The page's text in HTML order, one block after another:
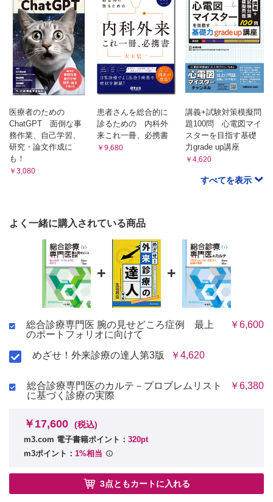
症例14 終末期のケア
がん末期の患者さん 薬だけでは症状が緩和できません!?...困
った！
症例15-1 女性の健康問題（更年期障害）
不定愁訴の女性 苦手です
症例15-2 男性の健康問題
診たことがないので紹介してもいいでしょうか...
症例17 メンタルヘルス
うつ病だと思うんだけど診断に自信がない ましてや治療でき
るだろうか？
症例18 救急医療
病院へ搬送するの？ しないの？ その決断のプロセスは
索引
医療者のための
ChatGPT 面倒な事
務作業、自己学習、
研究・論文作成に
も！
￥3,080
患者さんを総合的に
診るための 内科外
来これ一冊、必携書
￥9,680
講義+試験対策模擬問
題100問 心電図マイ
スターを目指す基礎
力grade up講座
￥4,620
すべてを表示
よく一緒に購入されている商品
+ +
総合診療専門医 腕の見せどころ症例 最上
のポートフォリオに向けて
￥6,600
めざせ！外来診療の達人第3版 ￥4,620
総合診療専門医のカルテ－プロブレムリスト
に基づく診療の実際
￥6,380
￥17,600 (税込)
m3.com 電子書籍ポイント： 320pt
m3ポイント： 1%相当
3点ともカートに入れる